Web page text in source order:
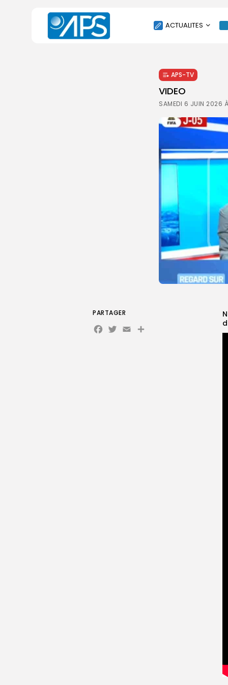
ACTUALITES
SOCIÉTÉ
ÉCONOMIE
CULTURE
SPORT
INTERNATIONAL
AGENDA
SANTE
APS-TV
VIDEO
SAMEDI 6 JUIN 2026
PARTAGER
Facebook
Twitter
EmailPartager